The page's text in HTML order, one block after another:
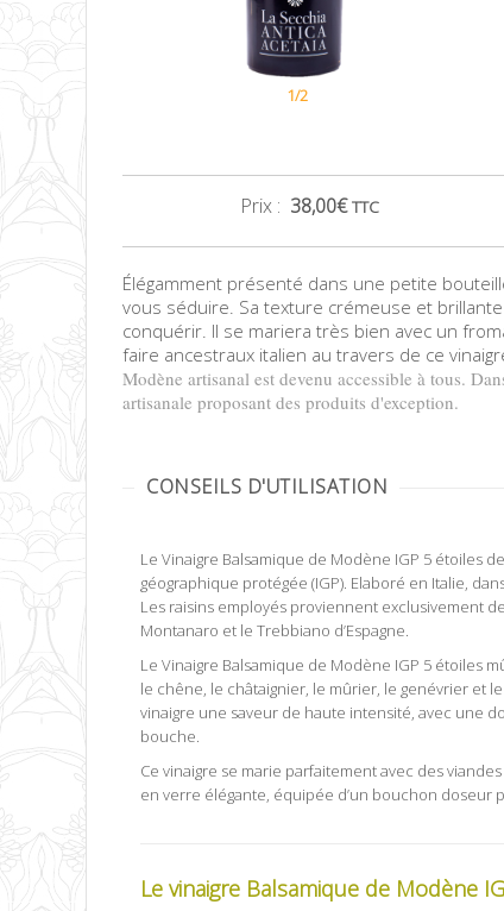
1/2
Prix : 38,00€ TTC
Élégamment présenté dans une petite
vous séduire. Sa texture crémeuse et
conquérir. Il se mariera très bien avec un
faire ancestraux italien au travers de ce
Modène artisanal est devenu accessible à tous.
artisanale proposant des produits d'exception.
CONSEILS D'UTILISATION
Le Vinaigre Balsamique de Modène IGP 5 étoiles
géographique protégée (IGP). Elaboré en Italie,
Les raisins employés proviennent exclusivement
Montanaro et le Trebbiano d’Espagne.
Le Vinaigre Balsamique de Modène IGP 5 étoiles
le chêne, le châtaignier, le mûrier, le genévrier et
vinaigre une saveur de haute intensité, avec une
bouche.
Ce vinaigre se marie parfaitement avec des
en verre élégante, équipée d’un bouchon doseur
Le vinaigre Balsamique de Modène